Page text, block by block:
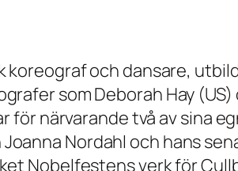
koreograf och dansare,
som Deborah Hay
för närvarande två av sina
Nordahl och hans
Nobelfestens verk för